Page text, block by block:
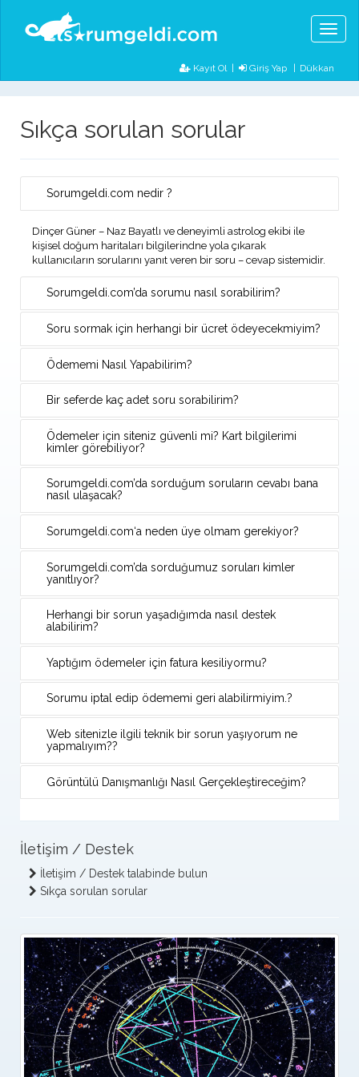
Kayıt Ol| Giriş Yap Dükkan
Sıkça sorulan sorular
Sorumgeldi.com nedir ?
Dinçer Güner – Naz Bayatlı ve deneyimli astrolog ekibi ile
kişisel doğum haritaları bilgilerindne yola çıkarak
kullanıcıların sorularını yanıt veren bir soru – cevap sistemidir.
Sorumgeldi.com’da sorumu nasıl sorabilirim?
Soru sormak için herhangi bir ücret ödeyecekmiyim?
Ödememi Nasıl Yapabilirim?
Bir seferde kaç adet soru sorabilirim?
Ödemeler için siteniz güvenli mi? Kart bilgilerimi
kimler görebiliyor?
Sorumgeldi.com’da sorduğum soruların cevabı bana
nasıl ulaşacak?
Sorumgeldi.com‘a neden üye olmam gerekiyor?
Sorumgeldi.com’da sorduğumuz soruları kimler
yanıtlıyor?
Herhangi bir sorun yaşadığımda nasıl destek
alabilirim?
Yaptığım ödemeler için fatura kesiliyormu?
Sorumu iptal edip ödememi geri alabilirmiyim.?
Web sitenizle ilgili teknik bir sorun yaşıyorum ne
yapmalıyım??
Görüntülü Danışmanlığı Nasıl Gerçekleştireceğim?
İletişim / Destek
İletişim / Destek talabinde bulun
Sıkça sorulan sorular